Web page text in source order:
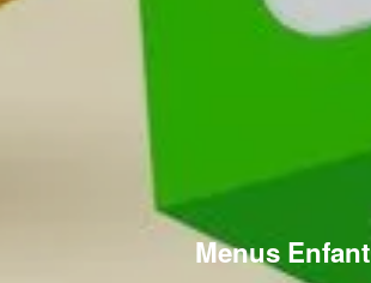
Menus Enfant